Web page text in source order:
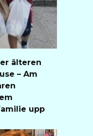
älteren
– Am
upp